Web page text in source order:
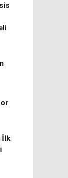
İlk